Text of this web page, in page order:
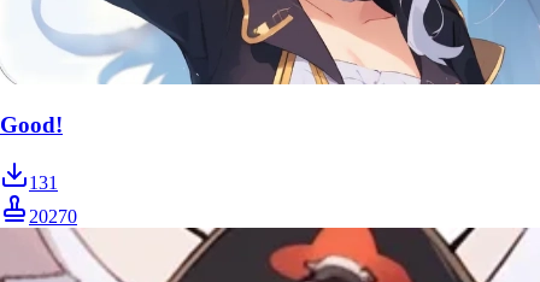
Good!
131
20270